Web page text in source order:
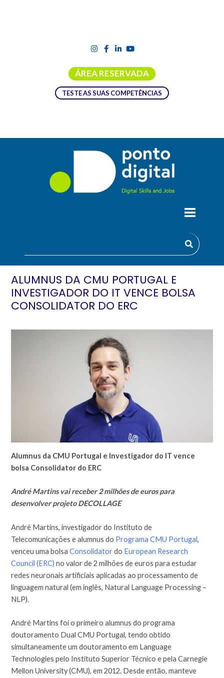
ÁREA RESERVADA
TESTE AS SUAS COMPETÊNCIAS
ALUMNUS DA CMU PORTUGAL E
INVESTIGADOR DO IT VENCE BOLSA
CONSOLIDATOR DO ERC
Alumnus da CMU Portugal e Investigador do IT vence
bolsa Consolidator do ERC
André Martins vai receber 2 milhões de euros para
desenvolver projeto DECOLLAGE
André Martins, investigador do Instituto de
Telecomunicações e alumnus do Programa CMU Portugal,
venceu uma bolsaConsolidatordo European Research
Council (ERC) no valor de 2 milhões de euros para estudar
redes neuronais artificiais aplicadas ao processamento de
linguagem natural (em inglês, Natural Language Processing –
NLP).
André Martins foi o primeiro alumnus do programa
doutoramento Dual CMU Portugal, tendo obtido
simultaneamente um doutoramento em Language
Technologies pelo Instituto Superior Técnico e pela Carnegie
Mellon University (CMU), em 2012. Desde então, manteve